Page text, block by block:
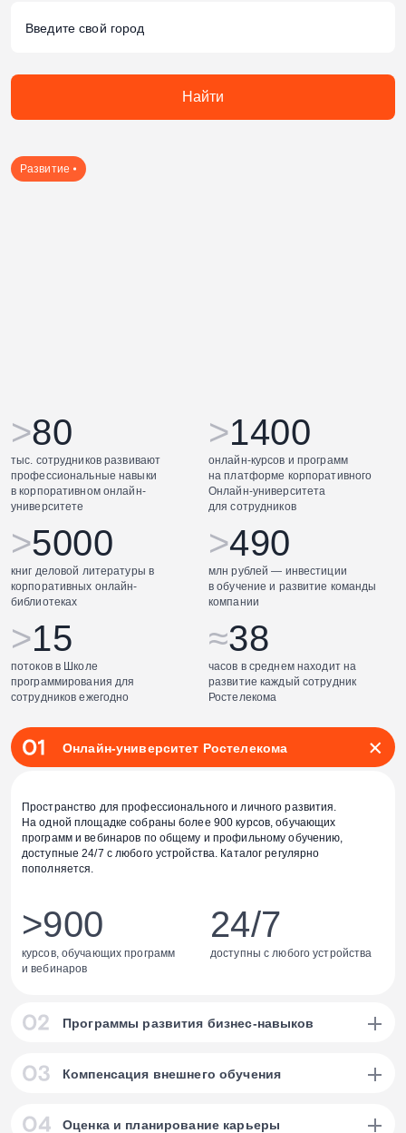
Найти
Развитие
>80
тыс. сотрудников развивают
профессиональные навыки
в корпоративном онлайн-
университете
>490
млн рублей — инвестиции
в обучение и развитие команды
компании
>1400
онлайн-курсов и программ
на платформе корпоративного
Онлайн-университета
для сотрудников
>15
потоков в Школе
программирования для
сотрудников ежегодно
>5000
книг деловой литературы в
корпоративных онлайн-
библиотеках
≈38
часов в среднем находит на
развитие каждый сотрудник
Ростелекома
Онлайн-университет Ростелекома
Пространство для профессионального и личного развития.
На одной площадке собраны более 900 курсов, обучающих
программ и вебинаров по общему и профильному обучению,
доступные 24/7 с любого устройства. Каталог регулярно
пополняется.
>900
курсов, обучающих программ
и вебинаров
24/7
доступны с любого устройства
Программы развития бизнес-навыков
составлены в коллаборации с ведущими вузами и онлайн-школами:
Курс iMBA
Компенсация внешнего обучения
Сотрудники могут пройти обучение по программам компаний-
Оценка и планирование карьеры